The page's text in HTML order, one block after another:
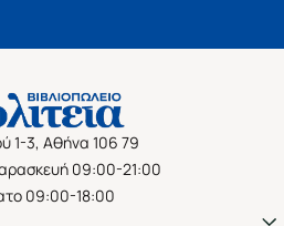
1-3, Αθήνα 106 79
09:00-21:00
09:00-18:00